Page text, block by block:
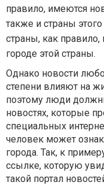
правило, имеются
также и страны
страны, как
городе этой страны.
Однако новости
степени влияют на
поэтому люди
новостях, которые
специальных
человек может
города. Так, к
ссылке, которую
такой портал